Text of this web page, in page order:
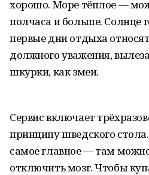
хорошо. Море тёплое —
полчаса и больше. Солнце
первые дни отдыха
должного уважения,
шкурки, как змеи.
Сервис включает
принципу шведского
самое главное — там
отключить мозг. Чтобы